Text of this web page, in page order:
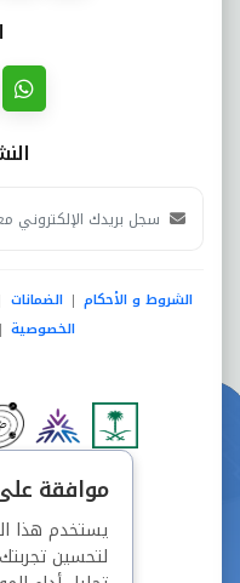
الشروط و الأحكام | الضمانات
الخصوصية |
موافقة
لتحسين